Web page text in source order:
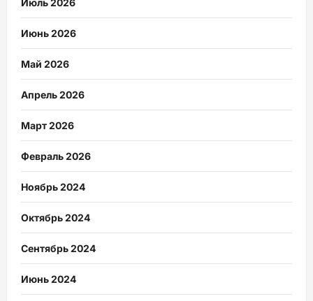
Июль 2026
Июнь 2026
Май 2026
Апрель 2026
Март 2026
Февраль 2026
Ноябрь 2024
Октябрь 2024
Сентябрь 2024
Июнь 2024